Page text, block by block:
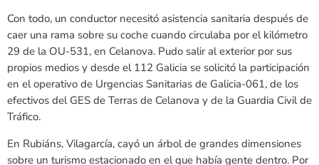
Con todo, un conductor necesitó asistencia sanitaria después de
caer una rama sobre su coche cuando circulaba por el kilómetro
29 de la OU-531, en Celanova. Pudo salir al exterior por sus
propios medios y desde el 112 Galicia se solicitó la participación
en el operativo de Urgencias Sanitarias de Galicia-061, de los
efectivos del GES de Terras de Celanova y de la Guardia Civil de
Tráfico.
En Rubiáns, Vilagarcía, cayó un árbol de grandes dimensiones
sobre un turismo estacionado en el que había gente dentro. Por